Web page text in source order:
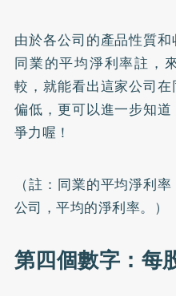
由於各公司的產品性質
同業的平均淨利率註，
較，就能看出這家公司
偏低，更可以進一步知
爭力喔！
（註：同業的平均淨利
公司，平均的淨利率。）
第四個數字：每